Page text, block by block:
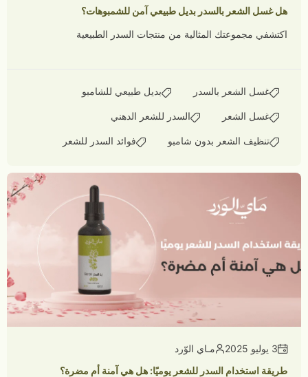
هل غسل الشعر بالسدر بديل طبيعي آمن للشمبوهات؟
اكتشفي مجموعتك المثالية من منتجات السدر الطبيعية
غسل الشعر بالسدر بديل طبيعي للشامبو
غسل الشعر السدر للشعر الدهني
تنظيف الشعر بدون شامبو فوائد السدر للشعر
3 يوليو 2025
مـاي الوّرد
طريقة استخدام السدر للشعر يوميًا: هل هي آمنة أم مضرة؟